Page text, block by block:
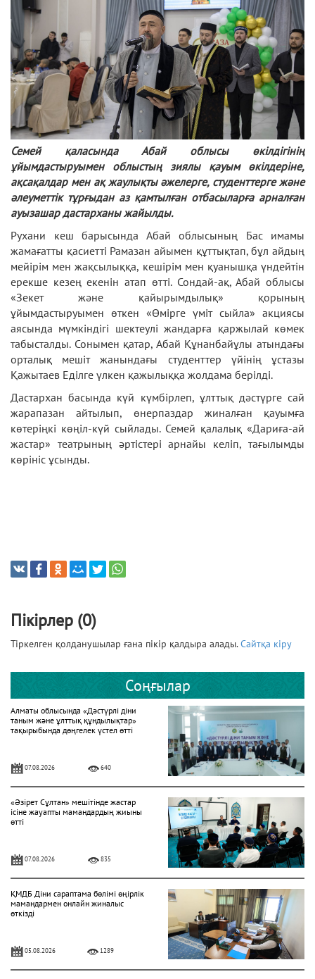
Семей қаласында Абай облысы өкілдігінің
ұйымдастыруымен облыстың зиялы қауым өкілдеріне,
ақсақалдар мен ақ жаулықты әжелерге, студенттерге және
әлеуметтік тұрғыдан аз қамтылған отбасыларға арналған
ауызашар дастарханы жайылды.
Рухани кеш барысында Абай облысының Бас имамы
жамағатты қасиетті Рамазан айымен құттықтап, бұл айдың
мейірім мен жақсылыққа, кешірім мен қуанышқа үндейтін
ерекше кезең екенін атап өтті. Сондай-ақ, Абай облысы
«Зекет және қайырымдылық» қорының
ұйымдастыруымен өткен «Өмірге үміт сыйла» акциясы
аясында мүмкіндігі шектеулі жандарға қаржылай көмек
табысталды. Сонымен қатар, Абай Құнанбайұлы атындағы
орталық мешіт жанындағы студенттер үйінің ұстазы
Қажытаев Еділге үлкен қажылыққа жолдама берілді.
Дастархан басында күй күмбірлеп, ұлттық дәстүрге сай
жарапазан айтылып, өнерпаздар жиналған қауымға
көтеріңкі көңіл-күй сыйлады. Семей қалалық «Дариға-ай
жастар» театрының әртістері арнайы келіп, тағылымды
көрініс ұсынды.
Пікірлер (0)
Тіркелген қолданушылар ғана пікір қалдыра алады.Сайтқа кіру
Соңғылар
Алматы облысында «Дәстүрлі діни
таным және ұлттық құндылықтар»
тақырыбында дөңгелек үстел өтті
07.08.2026 640
«Әзірет Сұлтан» мешітінде жастар
ісіне жауапты мамандардың жиыны
өтті
07.08.2026 835
ҚМДБ Діни сараптама бөлімі өңірлік
мамандармен онлайн жиналыс
өткізді
05.08.2026 1289